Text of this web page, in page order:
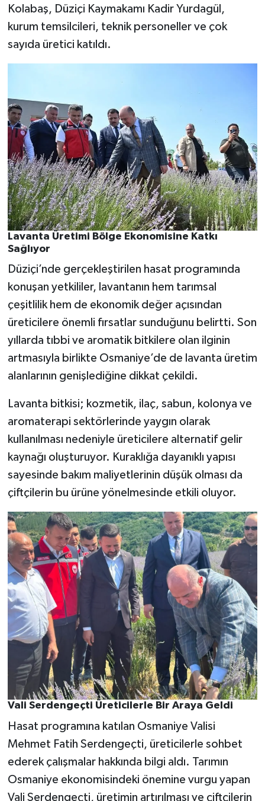
Kolabaş, Düziçi Kaymakamı Kadir Yurdagül,
kurum temsilcileri, teknik personeller ve çok
sayıda üretici katıldı.
Lavanta Üretimi Bölge Ekonomisine Katkı
Sağlıyor
Düziçi’nde gerçekleştirilen hasat programında
konuşan yetkililer, lavantanın hem tarımsal
çeşitlilik hem de ekonomik değer açısından
üreticilere önemli fırsatlar sunduğunu belirtti. Son
yıllarda tıbbi ve aromatik bitkilere olan ilginin
artmasıyla birlikte Osmaniye’de de lavanta üretim
alanlarının genişlediğine dikkat çekildi.
Lavanta bitkisi; kozmetik, ilaç, sabun, kolonya ve
aromaterapi sektörlerinde yaygın olarak
kullanılması nedeniyle üreticilere alternatif gelir
kaynağı oluşturuyor. Kuraklığa dayanıklı yapısı
sayesinde bakım maliyetlerinin düşük olması da
çiftçilerin bu ürüne yönelmesinde etkili oluyor.
Vali Serdengeçti Üreticilerle Bir Araya Geldi
Hasat programına katılan Osmaniye Valisi
Mehmet Fatih Serdengeçti, üreticilerle sohbet
ederek çalışmalar hakkında bilgi aldı. Tarımın
Osmaniye ekonomisindeki önemine vurgu yapan
Vali Serdengeçti, üretimin artırılması ve çiftçilerin